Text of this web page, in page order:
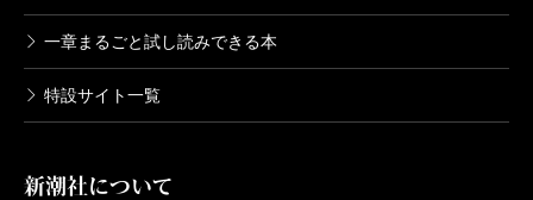
一章まるごと試し読みできる本
特設サイト一覧
新潮社について